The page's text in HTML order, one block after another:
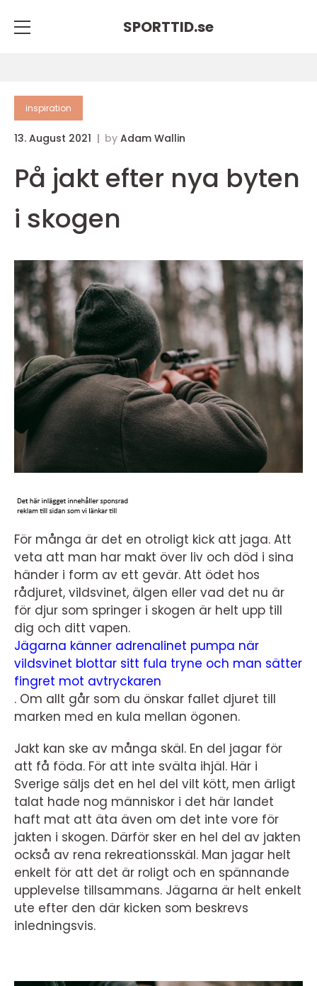
SPORTTID.se
inspiration
13. August 2021 by Adam Wallin
På jakt efter nya byten
i skogen
För många är det en otroligt kick att jaga. Att
veta att man har makt över liv och död i sina
händer i form av ett gevär. Att ödet hos
rådjuret, vildsvinet, älgen eller vad det nu är
för djur som springer i skogen är helt upp till
dig och ditt vapen.
Jägarna känner adrenalinet pumpa när
vildsvinet blottar sitt fula tryne och man sätter
fingret mot avtryckaren
. Om allt går som du önskar fallet djuret till
marken med en kula mellan ögonen.
Jakt kan ske av många skäl. En del jagar för
att få föda. För att inte svälta ihjäl. Här i
Sverige säljs det en hel del vilt kött, men ärligt
talat hade nog människor i det här landet
haft mat att äta även om det inte vore för
jakten i skogen. Därför sker en hel del av jakten
också av rena rekreationsskäl. Man jagar helt
enkelt för att det är roligt och en spännande
upplevelse tillsammans. Jägarna är helt enkelt
ute efter den där kicken som beskrevs
inledningsvis.